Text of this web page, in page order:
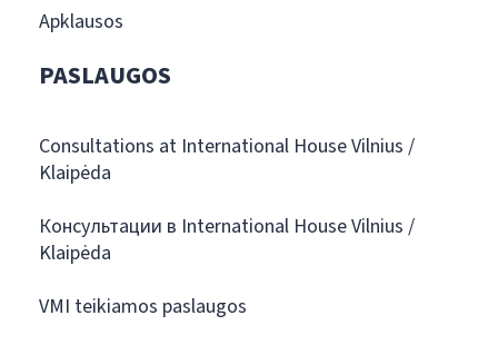
Apklausos
PASLAUGOS
Consultations at International House Vilnius /
Klaipėda
Консультации в International House Vilnius /
Klaipėda
VMI teikiamos paslaugos